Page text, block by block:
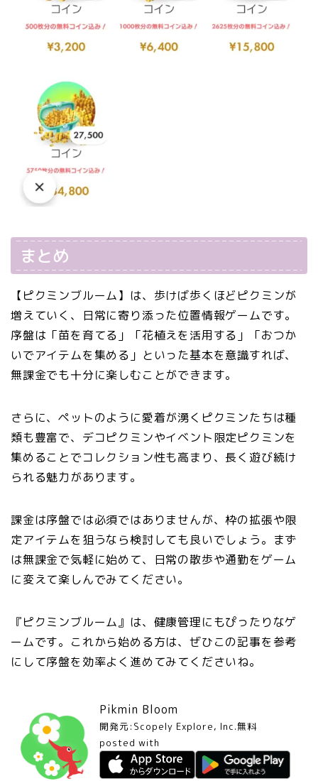
まとめ
【ピクミンブルーム】は、歩けば歩くほどピクミンが
増えていく、日常に寄り添った位置情報ゲームです。
序盤は「苗を育てる」「花植えを活用する」「おつか
いでアイテムを集める」といった基本を意識すれば、
無課金でも十分に楽しむことができます。
さらに、ペットのように愛着が湧くピクミンたちは種
類も豊富で、デコピクミンやイベント限定ピクミンを
集めることでコレクション性も高まり、長く遊び続け
られる魅力があります。
課金は序盤では必須ではありませんが、枠の拡張や限
定アイテムを狙うなら検討しても良いでしょう。まず
は無課金で気軽に始めて、日常の散歩や通勤をゲーム
に変えて楽しんでみてください。
『ピクミンブルーム』は、健康管理にもぴったりなゲ
ームです。これから始める方は、ぜひこの記事を参考
にして序盤を効率よく進めてみてくださいね。
Pikmin Bloom
開発元: Scopely Explore, Inc.無料
posted with